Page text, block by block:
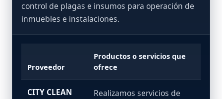
control de plagas e insumos para operación de
inmuebles e instalaciones.
Proveedor
Productos o servicios que
ofrece
CITY CLEAN
Realizamos servicios de